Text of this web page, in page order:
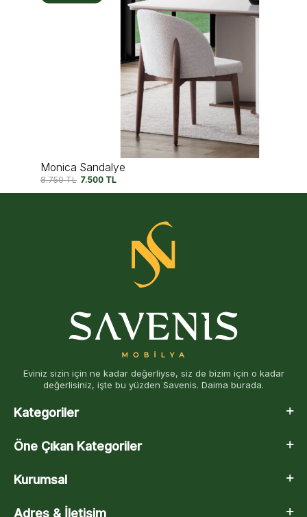
Monica Sandalye
TL 7.500TL
Eviniz sizin için ne kadar değerliyse, siz de bizim için o kadar
değerlisiniz, işte bu yüzden Savenis. Daima burada.
Kategoriler
Öne Çıkan Kategoriler
Kurumsal
Adres & İletişim